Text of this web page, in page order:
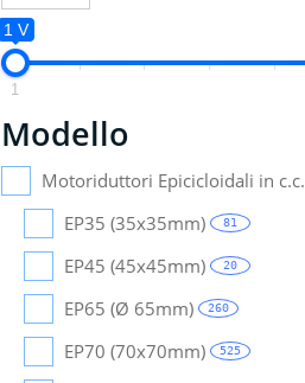
1 V
1
Modello
Motoriduttori Epicicloidali in c.c.
EP35 (35x35mm) 81
EP45 (45x45mm) 20
EP65 (Ø 65mm) 260
EP70 (70x70mm) 525